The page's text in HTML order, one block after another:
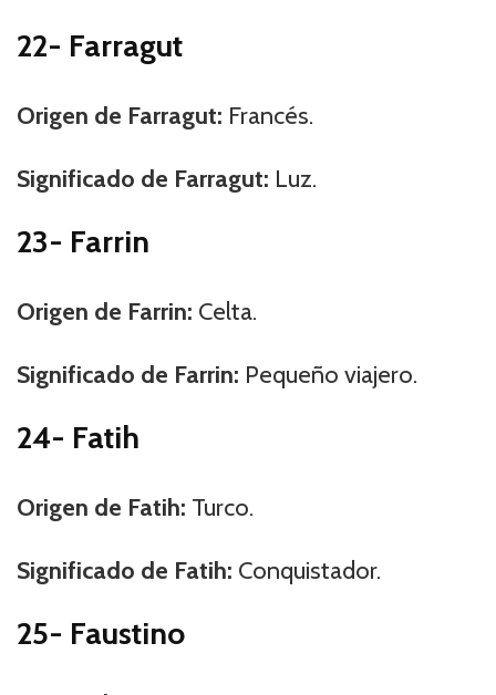
22- Farragut
Origen de Farragut: Francés.
Significado de Farragut: Luz.
23- Farrin
Origen de Farrin: Celta.
Significado de Farrin: Pequeño viajero.
24- Fatih
Origen de Fatih: Turco.
Significado de Fatih: Conquistador.
25- Faustino